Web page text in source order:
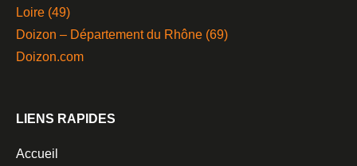
Loire (49)
Doizon – Département du Rhône (69)
Doizon.com
LIENS RAPIDES
Accueil